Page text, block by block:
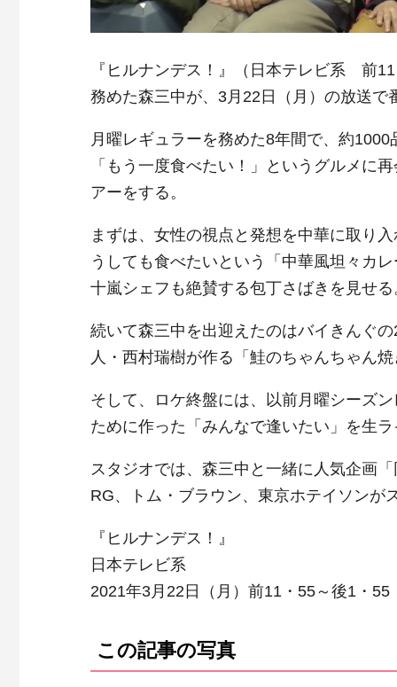
『ヒルナンデス！』（日本テレビ系 前
務めた森三中が、3月22日（月）の放送で
月曜レギュラーを務めた8年間で、約
「もう一度食べたい！」というグルメに
アーをする。
まずは、女性の視点と発想を中華に取り
うしても食べたいという「中華風坦々カ
十嵐シェフも絶賛する包丁さばきを見せる
続いて森三中を出迎えたのはバイきんぐ
人・西村瑞樹が作る「鮭のちゃんちゃん
そして、ロケ終盤には、以前月曜シーズ
ために作った「みんなで逢いたい」を生
スタジオでは、森三中と一緒に人気企画
RG、トム・ブラウン、東京ホテイソンが
『ヒルナンデス！』
日本テレビ系
2021年3月22日（月）前11・55～後1・55
この記事の写真